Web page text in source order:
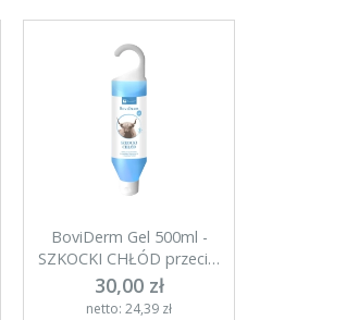
BoviDerm Gel 500ml -
SZKOCKI CHŁÓD przeciw
obrzękom
30,00 zł
netto: 24,39 zł